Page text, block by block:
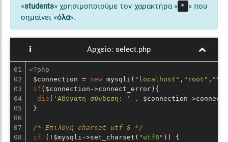
«students» χρησιμοποιούμε τον χαρακτήρα « * » που
σημαίνει «όλα».
Αρχείο: select.php
01
02
03
04
05
06
07
08
<?php
$connection = new mysqli( "localhost" , "root" , ""
if ($connection->connect_error){
die ( 'Αδύνατη σύνδεση: '
. $connection-
}
/* Επιλογή charset utf-8 */
if (!$mysqli->set_charset( "utf8" )) {